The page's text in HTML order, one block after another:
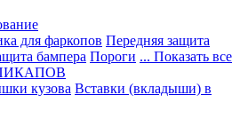
для фаркопов Передняя защита
бампера Пороги ... Показать все
ПИКАПОВ
кузова Вставки (вкладыши) в